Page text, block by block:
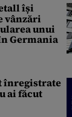
își
vânzări
unui
Germania
înregistrate
ai făcut